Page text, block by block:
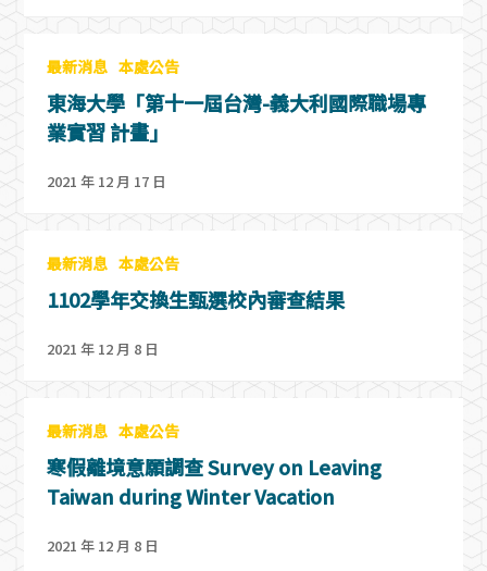
最新消息 本處公告
東海大學「第十一屆台灣-義大利國際職場專
業實習 計畫」
2021 年 12 月 17 日
最新消息 本處公告
1102學年交換生甄選校內審查結果
2021 年 12 月 8 日
最新消息 本處公告
寒假離境意願調查 Survey on Leaving
Taiwan during Winter Vacation
2021 年 12 月 8 日